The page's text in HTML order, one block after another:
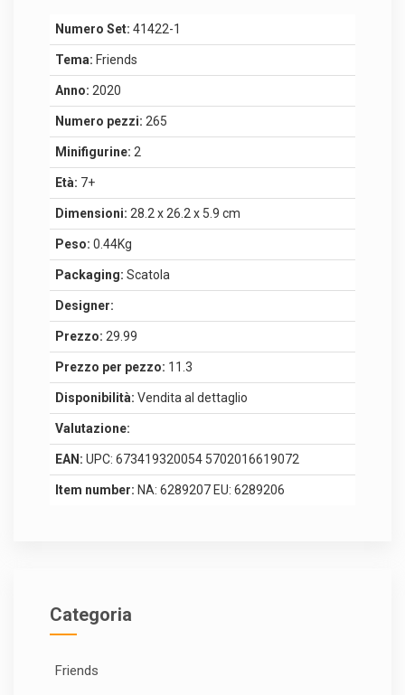
Numero Set: 41422-1
Tema: Friends
Anno: 2020
Numero pezzi: 265
Minifigurine: 2
Età: 7+
Dimensioni: 28.2 x 26.2 x 5.9 cm
Peso: 0.44Kg
Packaging: Scatola
Designer:
Prezzo: 29.99
Prezzo per pezzo: 11.3
Disponibilità: Vendita al dettaglio
Valutazione:
EAN: UPC: 673419320054 5702016619072
Item number: NA: 6289207 EU: 6289206
Categoria
Friends